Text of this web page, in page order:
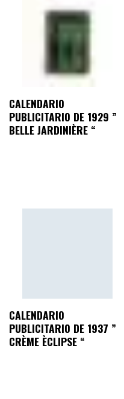
CALENDARIO
PUBLICITARIO DE 1929 ”
BELLE JARDINIÈRE “
CALENDARIO
PUBLICITARIO DE 1937 ”
CRÈME ÈCLIPSE “